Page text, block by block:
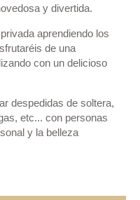
y divertida.
aprendiendo los
de una
con un delicioso
despedidas de soltera,
etc... con personas
y la belleza